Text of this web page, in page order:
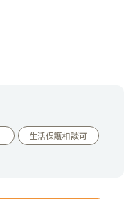
生活保護相談可